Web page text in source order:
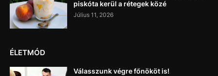
piskóta kerül a rétegek közé
Július 11, 2026
ÉLETMÓD
Válasszunk végre főnököt is!